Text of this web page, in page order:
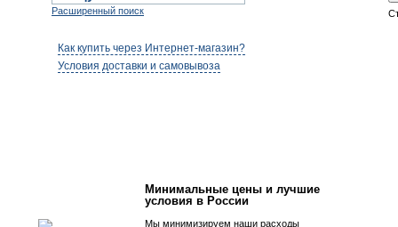
Расширенный поиск
Как купить через Интернет-магазин?
Условия доставки и самовывоза
Минимальные цены и лучшие
условия в России
Мы минимизируем наши расходы